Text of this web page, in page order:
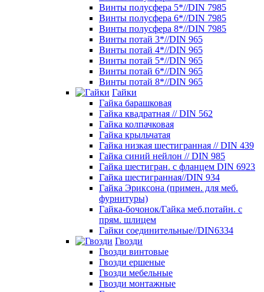
Винты полусфера 5*//DIN 7985
Винты полусфера 6*//DIN 7985
Винты полусфера 8*//DIN 7985
Винты потай 3*//DIN 965
Винты потай 4*//DIN 965
Винты потай 5*//DIN 965
Винты потай 6*//DIN 965
Винты потай 8*//DIN 965
Гайки
Гайка барашковая
Гайка квадратная // DIN 562
Гайка колпачковая
Гайка крыльчатая
Гайка низкая шестигранная // DIN 439
Гайка синий нейлон // DIN 985
Гайка шестигран. с фланцем DIN 6923
Гайка шестигранная//DIN 934
Гайка Эриксона (примен. для меб.
фурнитуры)
Гайка-бочонок/Гайка меб.потайн. с
прям. шлицем
Гайки соединительные//DIN6334
Гвозди
Гвозди винтовые
Гвозди ершеные
Гвозди мебельные
Гвозди монтажные